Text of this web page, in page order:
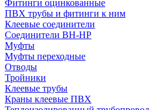
Фитинги оцинкованные
ПВХ трубы и фитинги к ним
Клеевые соединители
Соединители ВН-НР
Муфты
Муфты переходные
Отводы
Тройники
Клеевые трубы
Краны клеевые ПВХ